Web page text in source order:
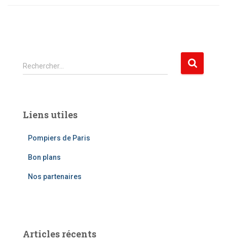
R
e
r
Rechercher…
Liens utiles
Pompiers de Paris
Bon plans
Nos partenaires
Articles récents